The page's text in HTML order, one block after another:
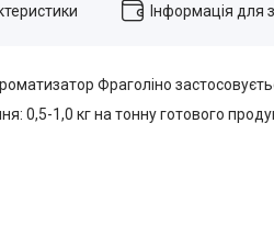
Інформація для
Фраголіно
0,5-1,0 кг на тонну готового